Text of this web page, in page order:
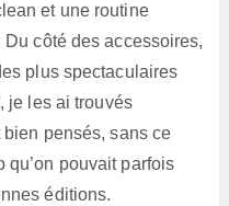
et une routine
côté des accessoires,
plus spectaculaires
je les ai trouvés
pensés, sans ce
qu’on pouvait parfois
éditions.